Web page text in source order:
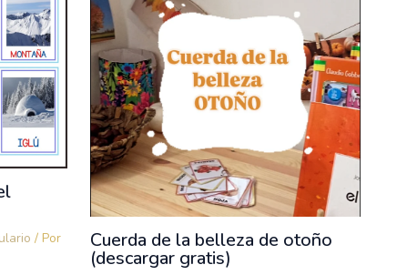
/ Por
Cuerda de la belleza de otoño
(descargar gratis)